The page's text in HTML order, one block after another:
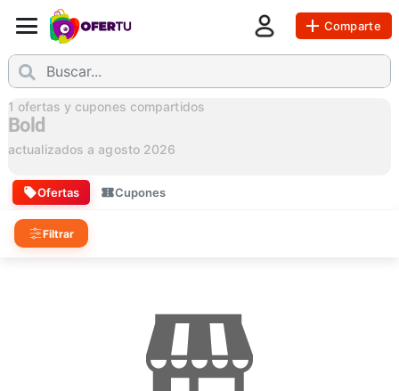
Comparte
1 ofertas y cupones compartidos
Bold
actualizados a agosto 2026
Ofertas Cupones
Filtrar